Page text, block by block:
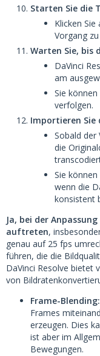
Starten Sie die
Klicken
Vorgang
Warten Sie, bis
DaVinci
am
Sie
verfolgen.
Importieren Sie
Sobald der
die
Sie
wenn die
konsistent
Ja, bei der
auftreten,
genau auf 25 fps
führen, die die
DaVinci Resolve bietet
von
Frame-Blending:
Frames
erzeugen. Dies
ist aber im
Bewegungen.